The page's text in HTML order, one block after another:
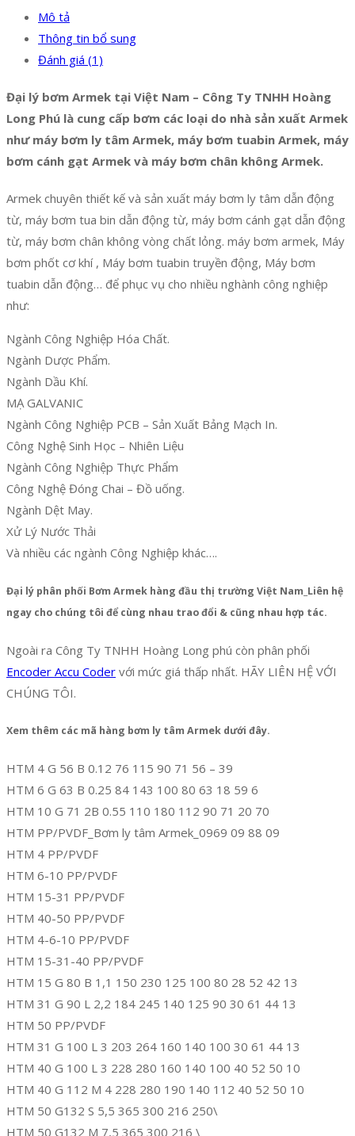
Mô tả
Thông tin bổ sung
Đánh giá (1)
Đại lý bơm Armek tại Việt Nam – Công Ty TNHH Hoàng
Long Phú là cung cấp bơm các loại do nhà sản xuất Armek
như máy bơm ly tâm Armek, máy bơm tuabin Armek, máy
bơm cánh gạt Armek và máy bơm chân không Armek.
Armek chuyên thiết kế và sản xuất máy bơm ly tâm dẫn động
từ, máy bơm tua bin dẫn động từ, máy bơm cánh gạt dẫn động
từ, máy bơm chân không vòng chất lỏng. máy bơm armek, Máy
bơm phốt cơ khí , Máy bơm tuabin truyền động, Máy bơm
tuabin dẫn động… để phục vụ cho nhiều nghành công nghiệp
như:
Ngành Công Nghiệp Hóa Chất.
Ngành Dược Phẩm.
Ngành Dầu Khí.
MẠ GALVANIC
Ngành Công Nghiệp PCB – Sản Xuất Bảng Mạch In.
Công Nghệ Sinh Học – Nhiên Liệu
Ngành Công Nghiệp Thực Phẩm
Công Nghệ Đóng Chai – Đồ uống.
Ngành Dệt May.
Xử Lý Nước Thải
Và nhiều các ngành Công Nghiệp khác….
Đại lý phân phối Bơm Armek hàng đầu thị trường Việt Nam_Liên hệ
ngay cho chúng tôi để cùng nhau trao đổi & cũng nhau hợp tác.
Ngoài ra Công Ty TNHH Hoàng Long phú còn phân phối
Encoder Accu Coder với mức giá thấp nhất. HÃY LIÊN HỆ VỚI
CHÚNG TÔI.
Xem thêm các mã hàng bơm ly tâm Armek dưới đây.
HTM 4 G 56 B 0.12 76 115 90 71 56 – 39
HTM 6 G 63 B 0.25 84 143 100 80 63 18 59 6
HTM 10 G 71 2B 0.55 110 180 112 90 71 20 70
HTM PP/PVDF_Bơm ly tâm Armek_0969 09 88 09
HTM 4 PP/PVDF
HTM 6-10 PP/PVDF
HTM 15-31 PP/PVDF
HTM 40-50 PP/PVDF
HTM 4-6-10 PP/PVDF
HTM 15-31-40 PP/PVDF
HTM 15 G 80 B 1,1 150 230 125 100 80 28 52 42 13
HTM 31 G 90 L 2,2 184 245 140 125 90 30 61 44 13
HTM 50 PP/PVDF
HTM 31 G 100 L 3 203 264 160 140 100 30 61 44 13
HTM 40 G 100 L 3 228 280 160 140 100 40 52 50 10
HTM 40 G 112 M 4 228 280 190 140 112 40 52 50 10
HTM 50 G132 S 5,5 365 300 216 250\
HTM 50 G132 M 7,5 365 300 216 \